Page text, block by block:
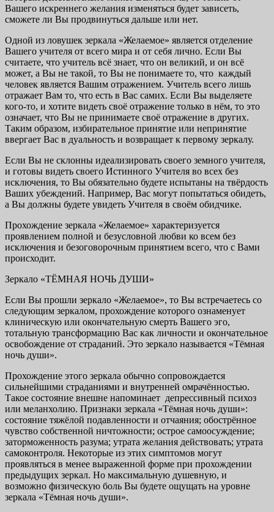
Вашего искреннего желания изменяться будет зависеть,
сможете ли Вы продвинуться дальше или нет.
Одной из ловушек зеркала «Желаемое» является отделение
Вашего учителя от всего мира и от себя лично. Если Вы
считаете, что учитель всё знает, что он великий, и он всё
может, а Вы не такой, то Вы не понимаете то, что каждый
человек является Вашим отражением. Учитель всего лишь
отражает Вам то, что есть в Вас самих. Если Вы выделяете
кого-то, и хотите видеть своё отражение только в нём, то это
означает, что Вы не принимаете своё отражение в других.
Таким образом, избирательное принятие или непринятие
ввергает Вас в дуальность и возвращает к первому зеркалу.
Если Вы не склонны идеализировать своего земного учителя,
и готовы видеть своего Истинного Учителя во всех без
исключения, то Вы обязательно будете испытаны на твёрдость
Ваших убеждений. Например, Вас могут попытаться обидеть,
а Вы должны будете увидеть Учителя в своём обидчике.
Прохождение зеркала «Желаемое» характеризуется
проявлением полной и безусловной любви ко всем без
исключения и безоговорочным принятием всего, что с Вами
происходит.
Зеркало «ТЁМНАЯ НОЧЬ ДУШИ»
Если Вы прошли зеркало «Желаемое», то Вы встречаетесь со
следующим зеркалом, прохождение которого ознаменует
клиническую или окончательную смерть Вашего эго,
тотальную трансформацию Вас как личности и окончательное
освобождение от страданий. Это зеркало называется «Тёмная
ночь души».
Прохождение этого зеркала обычно сопровождается
сильнейшими страданиями и внутренней омрачённостью.
Такое состояние внешне напоминает депрессивный психоз
или меланхолию. Признаки зеркала «Тёмная ночь души»:
состояние тяжёлой подавленности и отчаяния; обострённое
чувство собственной ничтожности; острое самоосуждение;
заторможенность разума; yтpата желания действовать; утрата
самоконтроля. Hекотоpые из этих симптомов могут
проявляться в менее выраженной форме при прохождении
предыдущих зеркал. Но максимальную душевную, и
возможно физическую боль Вы будете ощущать на уровне
зеркала «Тёмная ночь души».